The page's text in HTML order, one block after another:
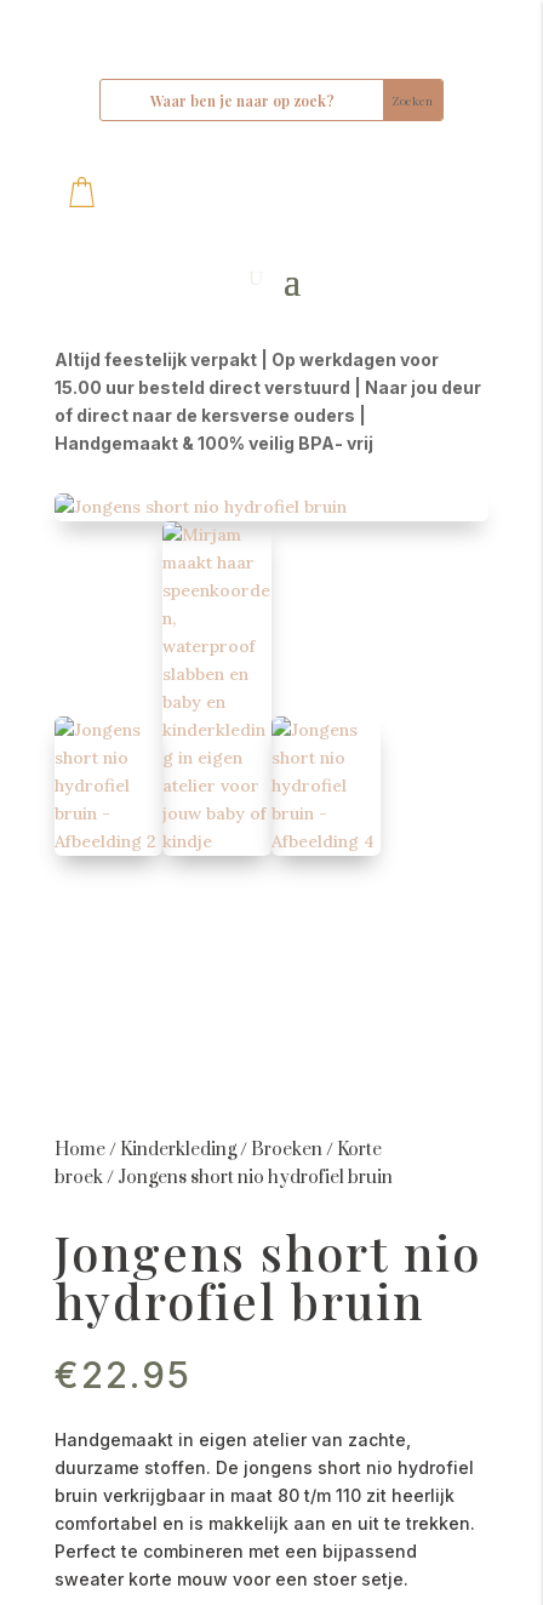
Altijd feestelijk verpakt | Op werkdagen voor
15.00 uur besteld direct verstuurd | Naar jou deur
of direct naar de kersverse ouders |
Handgemaakt & 100% veilig BPA- vrij
Home/ Kinderkleding/ Broeken/ Korte
broek/ Jongens short nio hydrofiel bruin
Jongens short nio
hydrofiel bruin
€22.95
Handgemaakt in eigen atelier van zachte,
duurzame stoffen. De jongens short nio hydrofiel
bruin verkrijgbaar in maat 80 t/m 110 zit heerlijk
comfortabel en is makkelijk aan en uit te trekken.
Perfect te combineren met een bijpassend
sweater korte mouw voor een stoer setje.